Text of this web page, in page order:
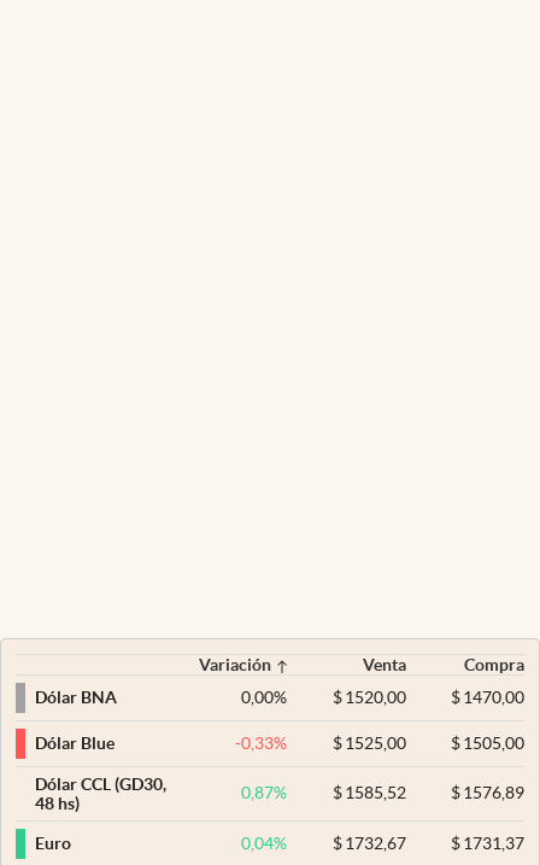
Variación Venta
Compra
Dólar BNA
0,00% $ 1520,00 $1470,00
Dólar Blue -0,33% $ 1525,00 $1505,00
Dólar CCL (GD30,
48 hs)
0,87% $ 1585,52 $1576,89
Euro 0,04% $ 1732,67 $1731,37